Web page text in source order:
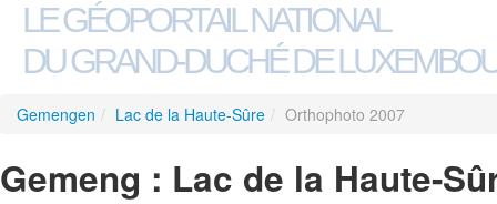
LE GÉOPORTAIL NATIONAL
DU GRAND-DUCHÉ DE
Gemengen / Lac de la Haute-Sûre / Orthophoto 2007
Gemeng : Lac de la Haute-